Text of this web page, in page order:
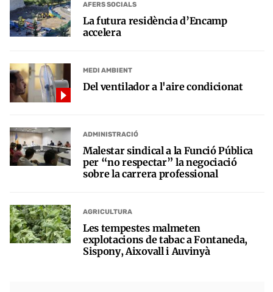
AFERS SOCIALS
La futura residència d’Encamp
accelera
MEDI AMBIENT
Del ventilador a l'aire condicionat
ADMINISTRACIÓ
Malestar sindical a la Funció Pública
per “no respectar” la negociació
sobre la carrera professional
AGRICULTURA
Les tempestes malmeten
explotacions de tabac a Fontaneda,
Sispony, Aixovall i Auvinyà